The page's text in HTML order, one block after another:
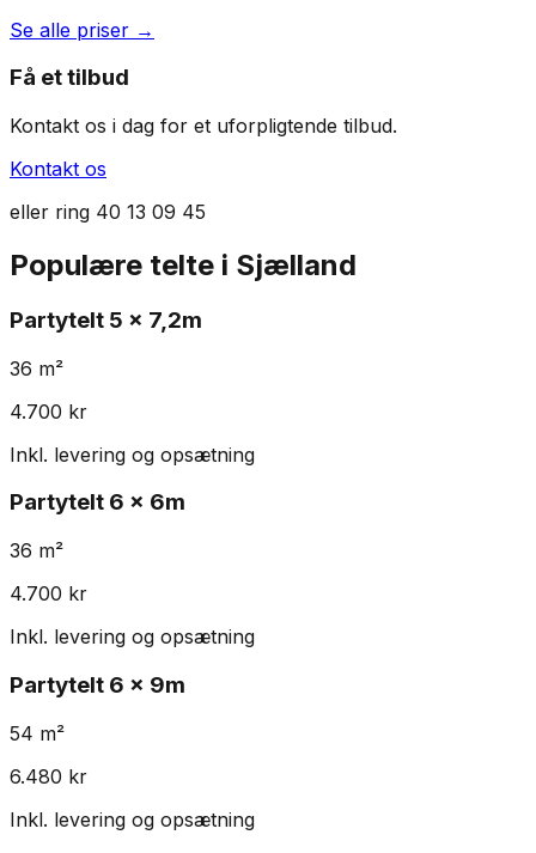
Se alle priser →
Få et tilbud
Kontakt os i dag for et uforpligtende tilbud.
Kontakt os
eller ring 40 13 09 45
Populære telte i Sjælland
Partytelt 5 x 7,2m
36 m²
4.700 kr
Inkl. levering og opsætning
Partytelt 6 x 6m
36 m²
4.700 kr
Inkl. levering og opsætning
Partytelt 6 x 9m
54 m²
6.480 kr
Inkl. levering og opsætning